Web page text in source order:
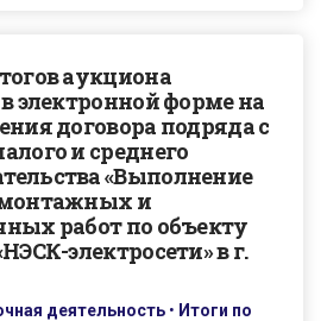
аукциона
электронной форме на
договора подряда с
и среднего
«Выполнение
и
работ по объекту
электросети» в г.
деятельность • Итоги по